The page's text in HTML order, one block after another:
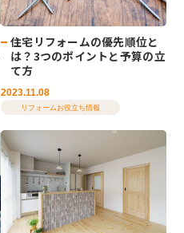
住宅リフォームの優先順位と
は？3つのポイントと予算の立
て方
2023.11.08
リフォームお役立ち情報